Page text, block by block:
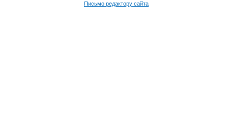
Письмо редактору сайта